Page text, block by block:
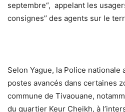
septembre“, appelant les
consignes’’ des agents sur le
Selon Yague, la Police nationale
postes avancés dans certaines
commune de Tivaouane,
du quartier Keur Cheikh, à